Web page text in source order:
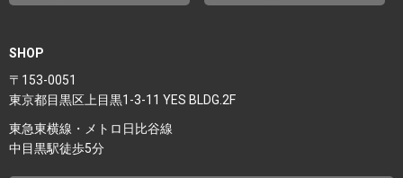
SHOP
〒153-0051
東京都目黒区上目黒1-3-11 YES BLDG.2F
東急東横線・メトロ日比谷線
中目黒駅徒歩5分